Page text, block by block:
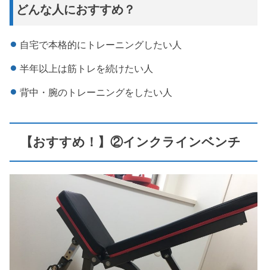
どんな人におすすめ？
自宅で本格的にトレーニングしたい人
半年以上は筋トレを続けたい人
背中・腕のトレーニングをしたい人
【おすすめ！】②インクラインベンチ